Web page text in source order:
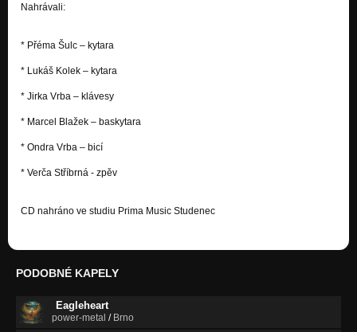
Nahrávali:
* Přéma Šulc – kytara
* Lukáš Kolek – kytara
* Jirka Vrba – klávesy
* Marcel Blažek – baskytara
* Ondra Vrba – bicí
* Verča Stříbrná - zpěv
CD nahráno ve studiu Prima Music Studenec
PODOBNÉ KAPELY
Eagleheart
power-metal / Brno